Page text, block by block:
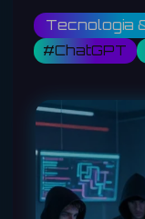
Tecnologia
#ChatGPT